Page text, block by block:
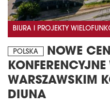
BIURA I PROJEKTY
POLSKA
NOWE
KONFERENCYJNE
WARSZAWSKIM
DIUNA